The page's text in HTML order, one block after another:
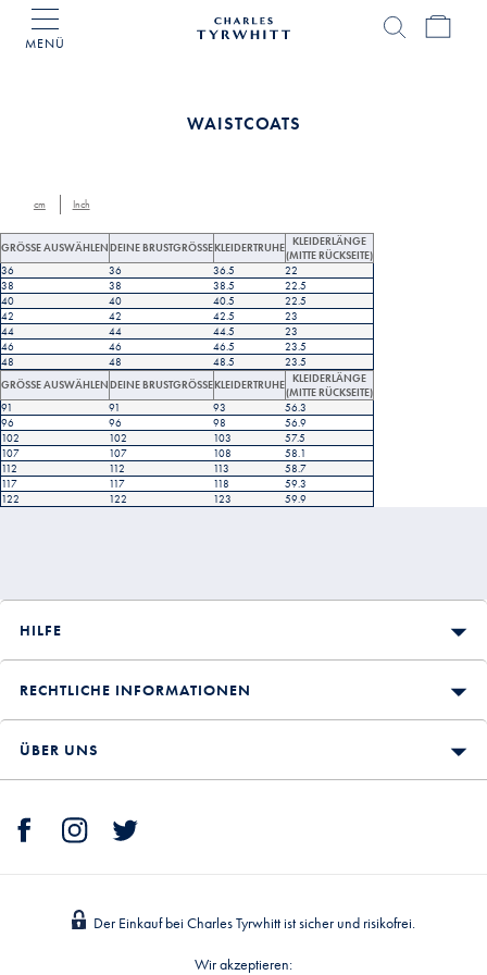
MENÜ
WAISTCOATS
cm Inch
GRÖSSE AUSWÄHLENDEINE BRUSTGRÖSSEKLEIDERTRUHE KLEIDERLÄNGE
(MITTE RÜCKSEITE)
36
36 36.5
22
38
38 38.5
22.5
40
40 40.5
22.5
42
42 42.5
23
44
44 44.5
23
46
46 46.5
23.5
48
48 48.5
23.5
GRÖSSE AUSWÄHLENDEINE BRUSTGRÖSSEKLEIDERTRUHE KLEIDERLÄNGE
(MITTE RÜCKSEITE)
91
91 93
56.3
96
96 98
56.9
102
102 103
57.5
107
107 108
58.1
112
112 113
58.7
117
117 118
59.3
122
122 123 59.9
HILFE
RECHTLICHE INFORMATIONEN
ÜBER UNS
Der Einkauf bei Charles Tyrwhitt ist sicher und risikofrei.
Wir akzeptieren: